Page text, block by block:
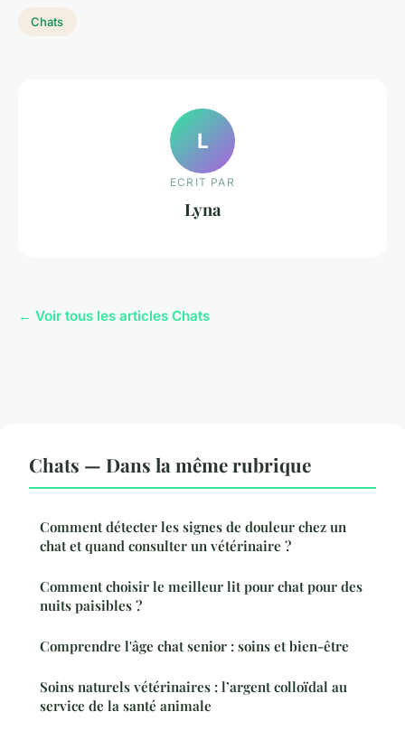
Chats
L
ECRIT PAR
Lyna
← Voir tous les articles Chats
Chats — Dans la même rubrique
Comment détecter les signes de douleur chez un
chat et quand consulter un vétérinaire ?
Comment choisir le meilleur lit pour chat pour des
nuits paisibles ?
Comprendre l'âge chat senior : soins et bien-être
Soins naturels vétérinaires : l’argent colloïdal au
service de la santé animale